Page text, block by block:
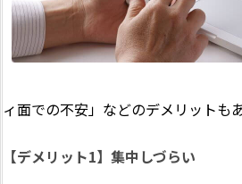
ィ面での不安」などのデメリットもあ
【デメリット1】集中しづらい